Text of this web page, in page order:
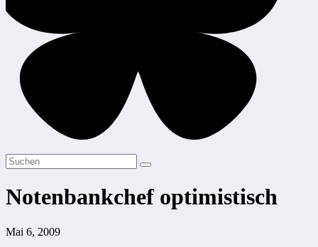
Notenbankchef optimistisch
Mai 6, 2009